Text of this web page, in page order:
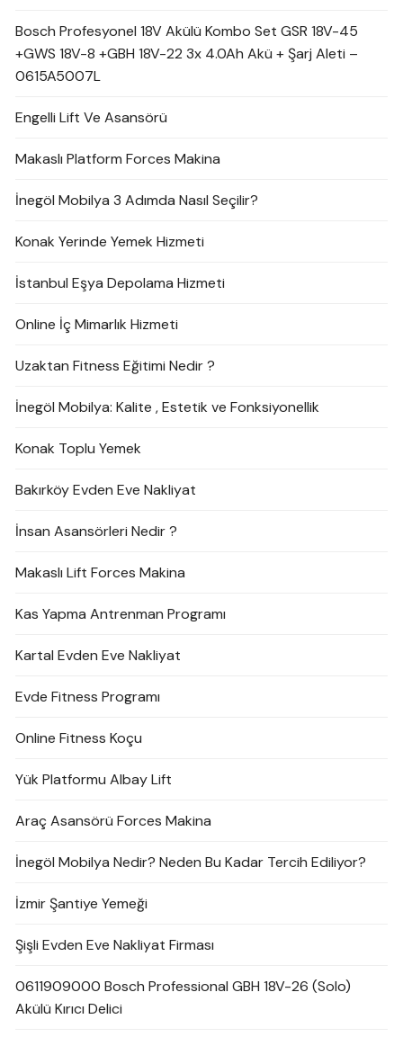
Bosch Profesyonel 18V Akülü Kombo Set GSR 18V-45
+GWS 18V-8 +GBH 18V-22 3x 4.0Ah Akü + Şarj Aleti –
0615A5007L
Engelli Lift Ve Asansörü
Makaslı Platform Forces Makina
İnegöl Mobilya 3 Adımda Nasıl Seçilir?
Konak Yerinde Yemek Hizmeti
İstanbul Eşya Depolama Hizmeti
Online İç Mimarlık Hizmeti
Uzaktan Fitness Eğitimi Nedir ?
İnegöl Mobilya: Kalite , Estetik ve Fonksiyonellik
Konak Toplu Yemek
Bakırköy Evden Eve Nakliyat
İnsan Asansörleri Nedir ?
Makaslı Lift Forces Makina
Kas Yapma Antrenman Programı
Kartal Evden Eve Nakliyat
Evde Fitness Programı
Online Fitness Koçu
Yük Platformu Albay Lift
Araç Asansörü Forces Makina
İnegöl Mobilya Nedir? Neden Bu Kadar Tercih Ediliyor?
İzmir Şantiye Yemeği
Şişli Evden Eve Nakliyat Firması
0611909000 Bosch Professional GBH 18V-26 (Solo)
Akülü Kırıcı Delici